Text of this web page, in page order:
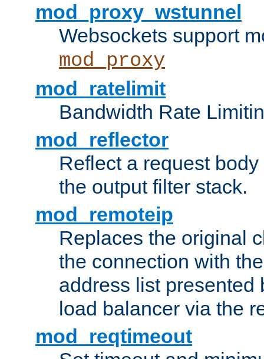
mod_proxy_wstunnel
Websockets support
mod_proxy
mod_ratelimit
Bandwidth Rate
mod_reflector
Reflect a request
the output filter stack.
mod_remoteip
Replaces the original
the connection with
address list presented
load balancer via the
mod_reqtimeout